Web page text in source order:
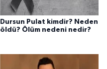
Dursun Pulat kimdir? Neden
öldü? Ölüm nedeni nedir?